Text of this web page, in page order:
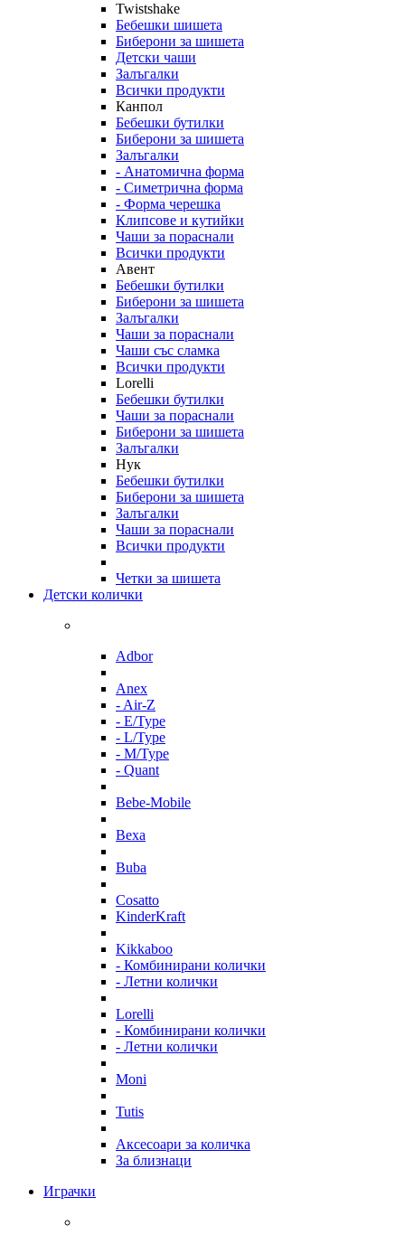
Twistshake
Бебешки шишета
Биберони за шишета
Детски чаши
Залъгалки
Всички продукти
Канпол
Бебешки бутилки
Биберони за шишета
Залъгалки
- Анатомична форма
- Симетрична форма
- Форма черешка
Клипсове и кутийки
Чаши за пораснали
Всички продукти
Авент
Бебешки бутилки
Биберони за шишета
Залъгалки
Чаши за пораснали
Чаши със сламка
Всички продукти
Lorelli
Бебешки бутилки
Чаши за пораснали
Биберони за шишета
Залъгалки
Нук
Бебешки бутилки
Биберони за шишета
Залъгалки
Чаши за пораснали
Всички продукти
Четки за шишета
Детски колички
Adbor
Anex
- Air-Z
- E/Type
- L/Type
- M/Type
- Quant
Bebe-Mobile
Bexa
Buba
Cosatto
KinderKraft
Kikkaboo
- Комбинирани колички
- Летни колички
Lorelli
- Комбинирани колички
- Летни колички
Moni
Tutis
Аксесоари за количка
За близнаци
Играчки